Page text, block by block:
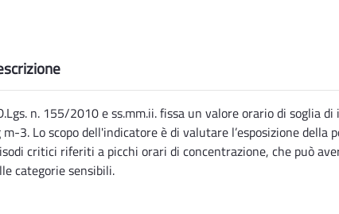
n. 155/2010 e ss.mm.ii. fissa un valore orario di soglia
m-3. Lo scopo dell'indicatore è di valutare l’esposizione della
critici riferiti a picchi orari di concentrazione, che può
categorie sensibili.